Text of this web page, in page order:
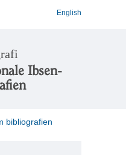
English
Ibsen-
bibliografien